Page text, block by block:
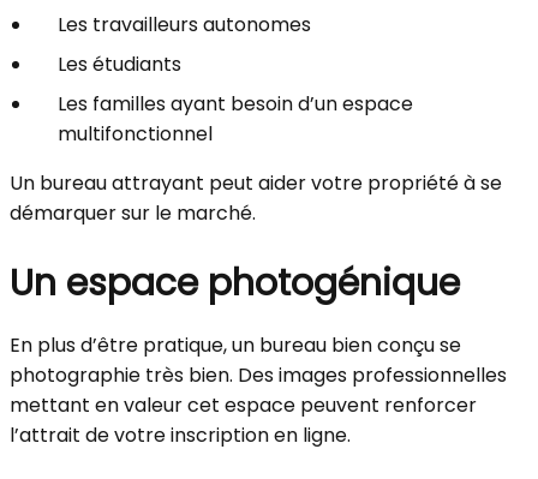
Les travailleurs autonomes
Les étudiants
Les familles ayant besoin d’un espace
multifonctionnel
Un bureau attrayant peut aider votre propriété à se
démarquer sur le marché.
Un espace photogénique
En plus d’être pratique, un bureau bien conçu se
photographie très bien. Des images professionnelles
mettant en valeur cet espace peuvent renforcer
l’attrait de votre inscription en ligne.